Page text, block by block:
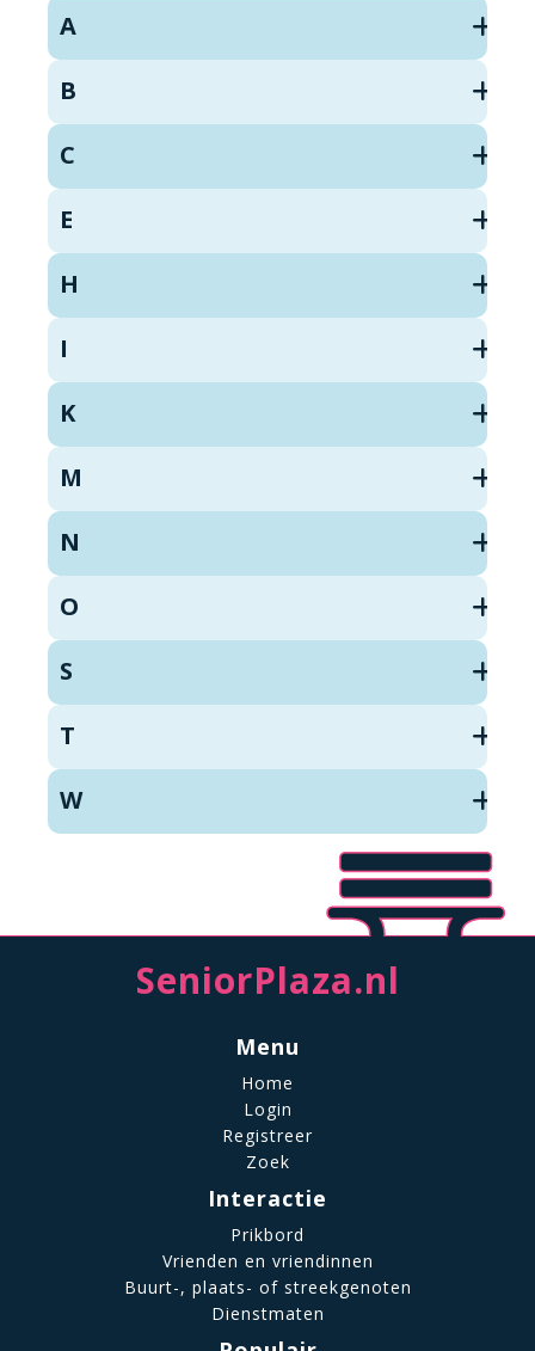
A
B
C
E
H
I
K
M
N
O
S
T
W
SeniorPlaza.nl
Menu
Home
Login
Registreer
Zoek
Interactie
Prikbord
Vrienden en vriendinnen
Buurt-, plaats- of streekgenoten
Dienstmaten